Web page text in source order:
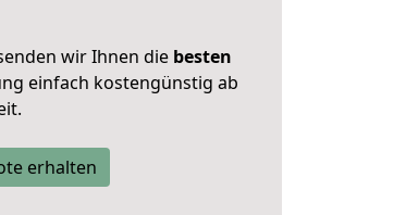
wir Ihnen die besten
einfach kostengünstig ab
erhalten